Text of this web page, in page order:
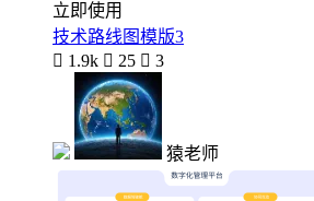
立即使用
技术路线图模版3
 1.9k  25  3
猿老师